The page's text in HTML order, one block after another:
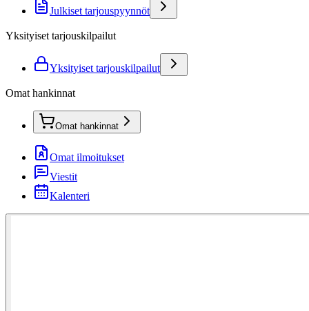
Julkiset tarjouspyynnöt
Yksityiset tarjouskilpailut
Yksityiset tarjouskilpailut
Omat hankinnat
Omat hankinnat
Omat ilmoitukset
Viestit
Kalenteri